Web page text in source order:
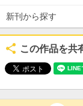
新刊から探す
この作品を共